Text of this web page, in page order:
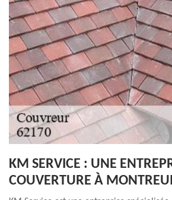
KM SERVICE : UNE
COUVERTURE À